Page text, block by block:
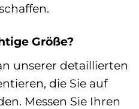
Größe?
unserer detaillierten
die Sie auf
Messen Sie Ihren